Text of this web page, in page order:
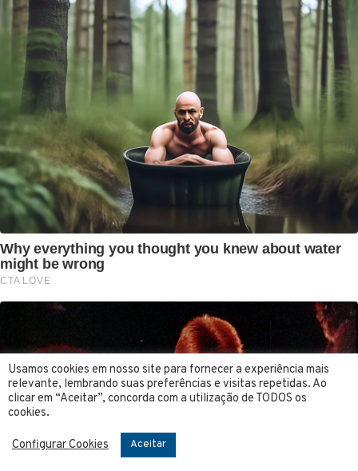
Usamos cookies em nosso site para fornecer a experiência mais
relevante, lembrando suas preferências e visitas repetidas. Ao
clicar em “Aceitar”, concorda com a utilização de TODOS os
cookies.
Configurar Cookies Aceitar